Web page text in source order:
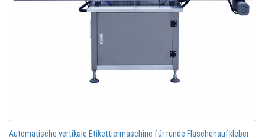
Automatische vertikale Etikettiermaschine für runde Flaschenaufkleber